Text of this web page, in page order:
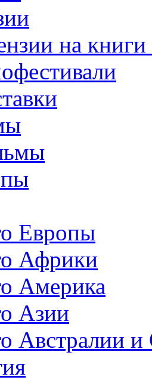
на
Европы
Африки
Америка
Азии
Австралии и